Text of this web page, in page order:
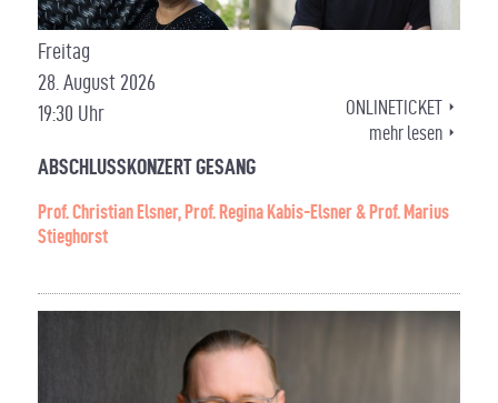
Freitag
28. August 2026
19:30 Uhr
ABSCHLUSSKONZERT GESANG
Prof. Christian Elsner, Prof. Regina Kabis-Elsner & Prof. Marius
Stieghorst
ONLINETICKET
mehr lesen